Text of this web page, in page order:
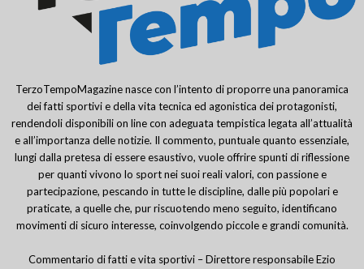
TerzoTempoMagazine nasce con l’intento di proporre una panoramica
dei fatti sportivi e della vita tecnica ed agonistica dei protagonisti,
rendendoli disponibili on line con adeguata tempistica legata all’attualità
e all’importanza delle notizie. Il commento, puntuale quanto essenziale,
lungi dalla pretesa di essere esaustivo, vuole offrire spunti di riflessione
per quanti vivono lo sport nei suoi reali valori, con passione e
partecipazione, pescando in tutte le discipline, dalle più popolari e
praticate, a quelle che, pur riscuotendo meno seguito, identificano
movimenti di sicuro interesse, coinvolgendo piccole e grandi comunità.
Commentario di fatti e vita sportivi – Direttore responsabile Ezio